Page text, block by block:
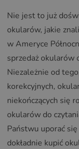
Nie jest to już
okularów, jakie
w Ameryce
sprzedaż okularów
Niezależnie od
korekcyjnych,
niekończących się
okularów do
Państwu uporać
dokładnie kupić